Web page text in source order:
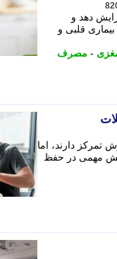
دهد و
قلبی و
- مصرف
تمرکز دارند، اما
مهمی در حفظ